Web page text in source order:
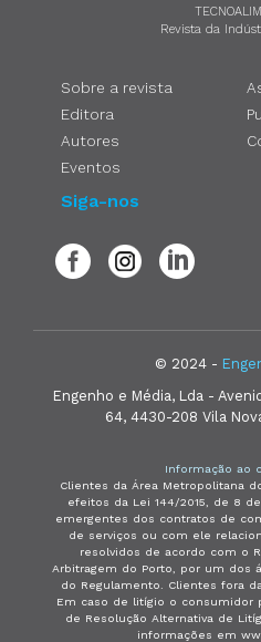
Revista da
Sobre a revista
Editora
Autores
Eventos
Siga-nos
© 2024 -
Engenho e Média, Lda -
64, 4430-208 Vila
Informação ao
Clientes da Área Metropolitana
efeitos da Lei 144/2015, de 8
emergentes dos contratos de
de serviços ou com ele
resolvidos de acordo com o
Arbitragem do Porto, por um dos
do Regulamento. Clientes fora
Em caso de litígio o consumidor
de Resolução Alternativa de
informações em